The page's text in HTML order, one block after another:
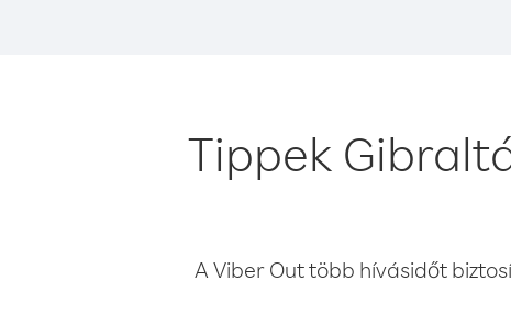
Tippek
A Viber Out több hívásidőt